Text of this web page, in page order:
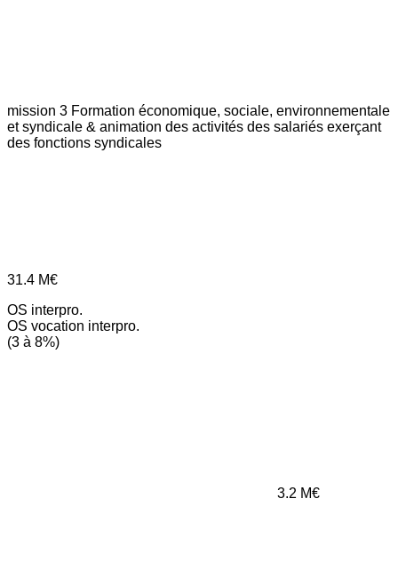
mission 3 Formation économique, sociale, environnementale
et syndicale & animation des activités des salariés exerçant
des fonctions syndicales
31.4 M€
OS interpro.
OS vocation interpro.
(3 à 8%)
3.2 M€